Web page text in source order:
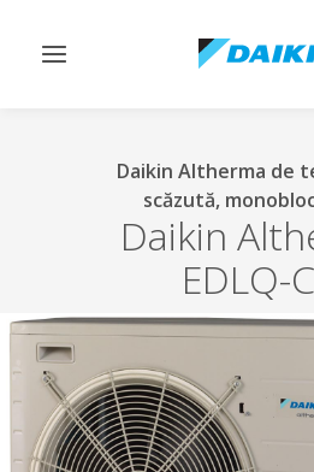
Comutare
Daikin Altherma de
scăzută,
Daikin
EDLQ-